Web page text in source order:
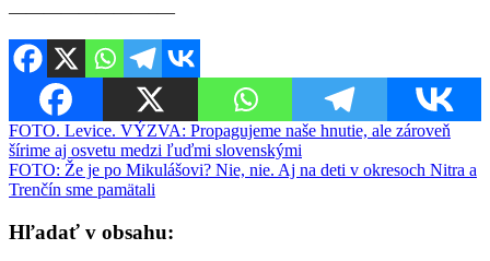
————————–—
Navigácia
v
článku
FOTO. Levice. VÝZVA: Propagujeme naše hnutie, ale zároveň
šírime aj osvetu medzi ľuďmi slovenskými
FOTO: Že je po Mikulášovi? Nie, nie. Aj na deti v okresoch Nitra a
Trenčín sme pamätali
Hľadať v obsahu: